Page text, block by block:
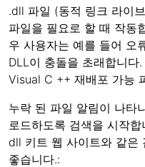
.dll 파일 (동적 링크 라이
파일을 필요로 할 때 작동
우 사용자는 예를 들어 오
DLL이 충돌을 초래합니
Visual C ++ 재배포 가능
누락 된 파일 알림이 나타
로드하도록 검색을 시작
dll 키트 웹 사이트와 같은
좋습니다.: